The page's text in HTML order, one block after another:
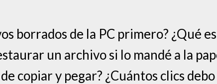
borrados de la PC primero? ¿Qué
un archivo si lo mandé a la
copiar y pegar? ¿Cuántos clics